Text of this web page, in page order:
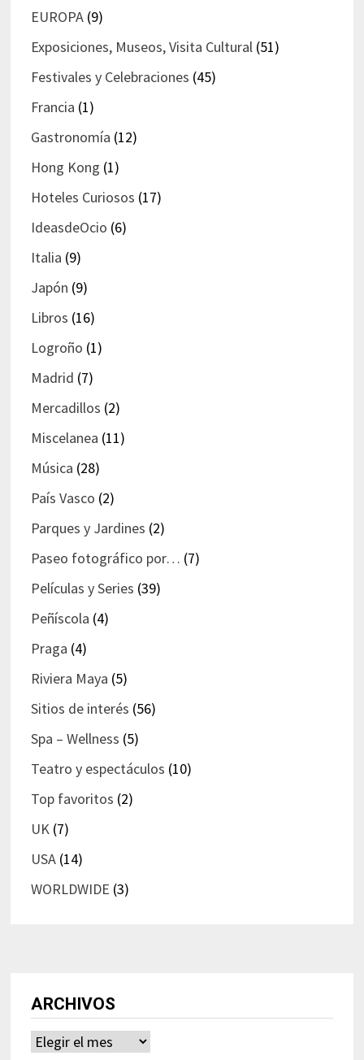
EUROPA(9)
Exposiciones, Museos, Visita Cultural(51)
Festivales y Celebraciones (45)
Francia (1)
Gastronomía (12)
Hong Kong (1)
Hoteles Curiosos (17)
IdeasdeOcio (6)
Italia (9)
Japón (9)
Libros (16)
Logroño (1)
Madrid (7)
Mercadillos (2)
Miscelanea (11)
Música (28)
País Vasco (2)
Parques y Jardines (2)
Paseo fotográfico por… (7)
Películas y Series (39)
Peñíscola (4)
Praga (4)
Riviera Maya (5)
Sitios de interés (56)
Spa – Wellness (5)
Teatro y espectáculos (10)
Top favoritos (2)
UK(7)
USA(14)
WORLDWIDE (3)
ARCHIVOS
Archivos